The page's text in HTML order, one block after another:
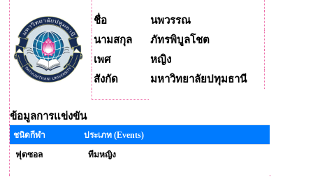
ชื่อ
นพวรรณ
นามสกุล
ภัทรพิบูลโชต
เพศ
หญิง
สังกัด
มหาวิทยาลัยปทุมธานี
ข้อมูลการแข่งขัน
ชนิดกีฬา
ประเภท (Events)
ฟุตซอล
ทีมหญิง